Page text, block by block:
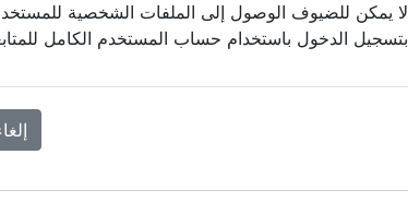
لا يمكن للضيوف الوصول إلى الملفات الشخصية
بتسجيل الدخول باستخدام حساب المستخدم الكامل